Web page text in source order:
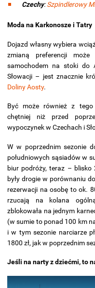
Czechy:Szpindlerowy
Moda na Karkonosze i Tatry
Dojazd własny wybiera
zmianą preferencji
samochodem na stoki do
Słowacji – jest znacznie
Doliny Aosty.
Być może również z tego
chętniej niż przed
wypoczynek w Czechach i
W w poprzednim sezonie
południowych sąsiadów w
biur podróży, teraz – blisko
były drogie w porównaniu
rezerwacji na osobę to ok.
rzucają na kolana
zblokowała na jednym
(w sumie to ponad 100 km
i w tym sezonie narciarze
1800 zł, jak w poprzednim
Jeśli na narty z dziećmi, to